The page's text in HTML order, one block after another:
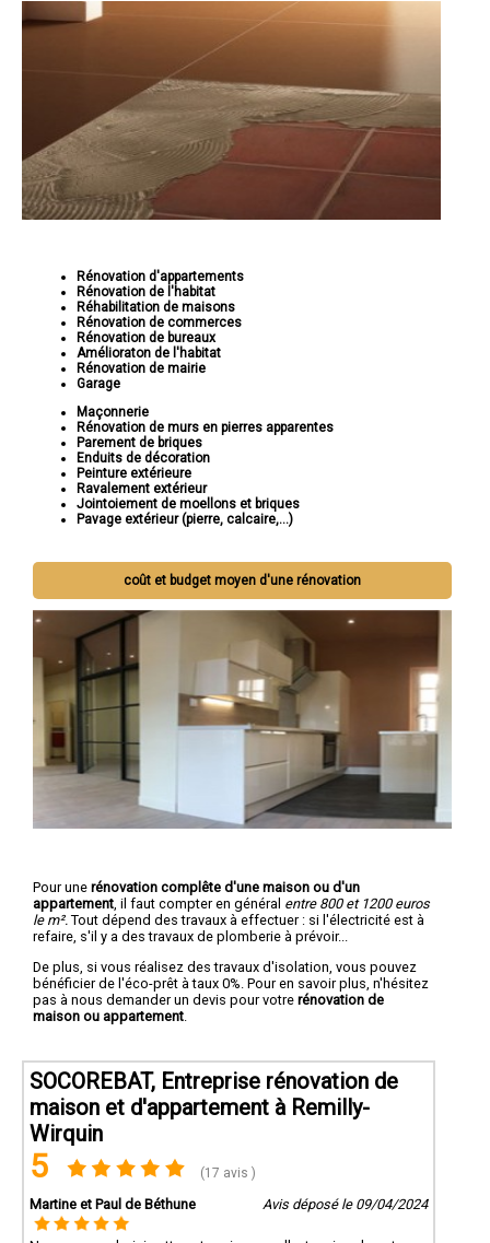
Rénovation d'appartements
Rénovation de l'habitat
Réhabilitation de maisons
Rénovation de commerces
Rénovation de bureaux
Amélioraton de l'habitat
Rénovation de mairie
Garage
Maçonnerie
Rénovation de murs en pierres apparentes
Parement de briques
Enduits de décoration
Peinture extérieure
Ravalement extérieur
Jointoiement de moellons et briques
Pavage extérieur (pierre, calcaire,...)
coût et budget moyen d'une rénovation
Pour une rénovation complête d'une maison ou d'un
appartement , il faut compter en général entre 800 et 1200 euros
le m². Tout dépend des travaux à effectuer : si l'électricité est à
refaire, s'il y a des travaux de plomberie à prévoir...
De plus, si vous réalisez des travaux d'isolation, vous pouvez
bénéficier de l'éco-prêt à taux 0%. Pour en savoir plus, n'hésitez
pas à nous demander un devis pour votre rénovation de
maison ou appartement
SOCOREBAT, Entreprise rénovation de
maison et d'appartement à Remilly-
Wirquin
5 (17 avis )
Martine et Paul de Béthune Avis déposé le 09/04/2024